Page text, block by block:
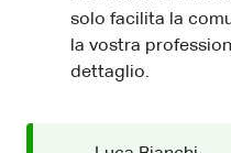
solo facilita la
la vostra
dettaglio.